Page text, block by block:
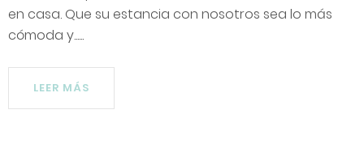
en casa. Que su estancia con nosotros sea lo más
cómoda y......
LEER MÁS